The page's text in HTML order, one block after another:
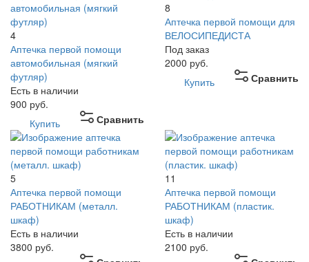
4
Аптечка первой помощи
автомобильная (мягкий
футляр)
Есть в наличии
900 руб.
Сравнить
Купить
8
Аптечка первой помощи для
ВЕЛОСИПЕДИСТА
Под заказ
2000 руб.
Сравнить
Купить
5
Аптечка первой помощи
РАБОТНИКАМ (металл.
шкаф)
Есть в наличии
3800 руб.
11
Аптечка первой помощи
РАБОТНИКАМ (пластик.
шкаф)
Есть в наличии
2100 руб.